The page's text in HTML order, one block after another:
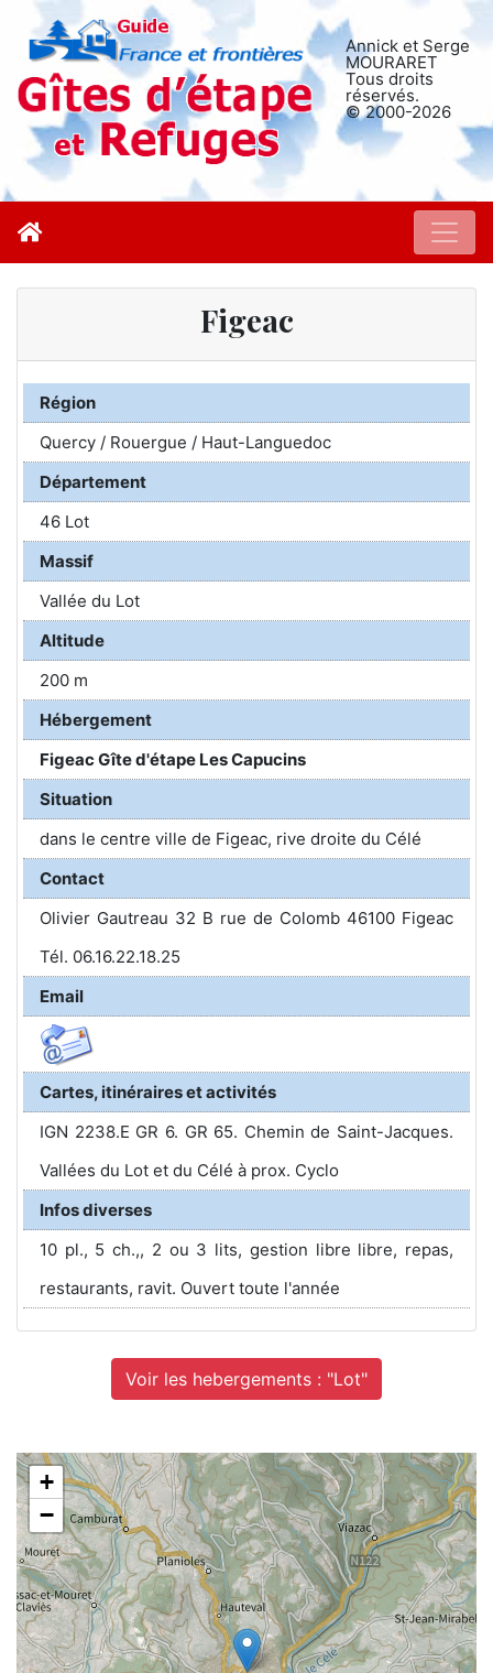
Annick et Serge
MOURARET
Tous droits
réservés.
© 2000-2026
Figeac
Région
Quercy / Rouergue / Haut-Languedoc
Département
46 Lot
Massif
Vallée du Lot
Altitude
200 m
Hébergement
Figeac Gîte d'étape Les Capucins
Situation
dans le centre ville de Figeac, rive droite du Célé
Contact
Olivier Gautreau 32 B rue de Colomb 46100 Figeac
Tél. 06.16.22.18.25
Email
Cartes, itinéraires et activités
IGN 2238.E GR 6. GR 65. Chemin de Saint-Jacques.
Vallées du Lot et du Célé à prox. Cyclo
Infos diverses
10 pl., 5 ch.,, 2 ou 3 lits, gestion libre libre, repas,
restaurants, ravit. Ouvert toute l'année
Voir les hebergements : "Lot"
+
−